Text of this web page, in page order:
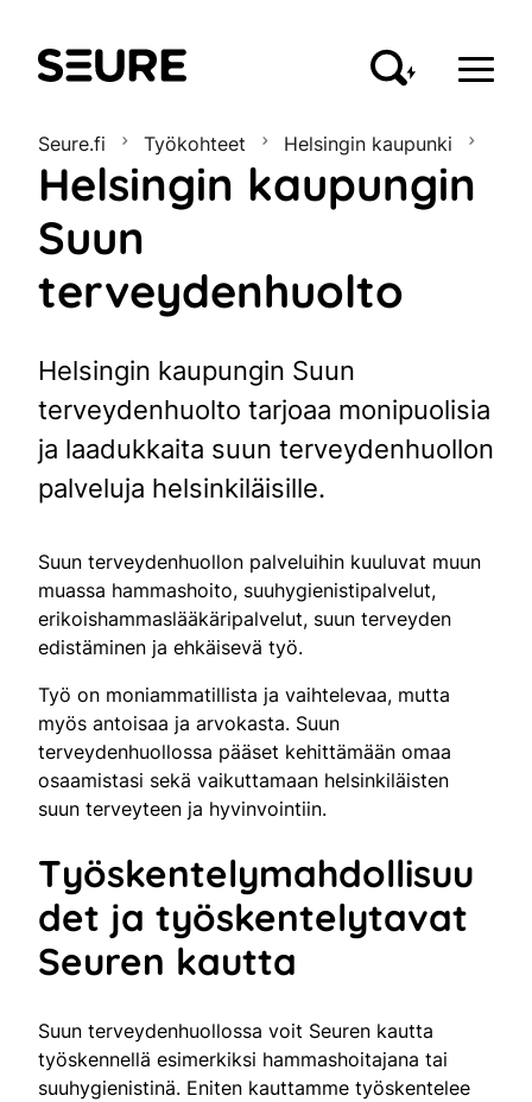
Seure
Seure.fi Työkohteet Helsingin kaupunki
Helsingin kaupungin
Suun
terveydenhuolto
Helsingin kaupungin Suun
terveydenhuolto tarjoaa monipuolisia
ja laadukkaita suun terveydenhuollon
palveluja helsinkiläisille.
Suun terveydenhuollon palveluihin kuuluvat muun
muassa hammashoito, suuhygienistipalvelut,
erikoishammaslääkäripalvelut, suun terveyden
edistäminen ja ehkäisevä työ.
Työ on moniammatillista ja vaihtelevaa, mutta
myös antoisaa ja arvokasta. Suun
terveydenhuollossa pääset kehittämään omaa
osaamistasi sekä vaikuttamaan helsinkiläisten
suun terveyteen ja hyvinvointiin.
Työskentelymahdollisuu
det ja työskentelytavat
Seuren kautta
Suun terveydenhuollossa voit Seuren kautta
työskennellä esimerkiksi hammashoitajana tai
suuhygienistinä. Eniten kauttamme työskentelee